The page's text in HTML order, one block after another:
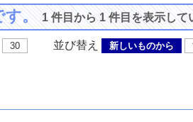
す。1 件目から 1 件目を表示して
30 並び替え 新しいものから